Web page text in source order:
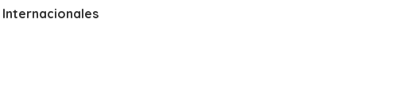
Internacionales